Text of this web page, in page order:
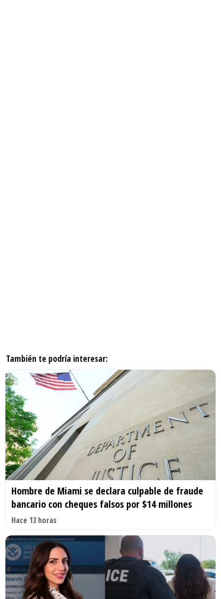
También te podría interesar:
Hombre de Miami se declara culpable de fraude
bancario con cheques falsos por $14 millones
Hace 13 horas